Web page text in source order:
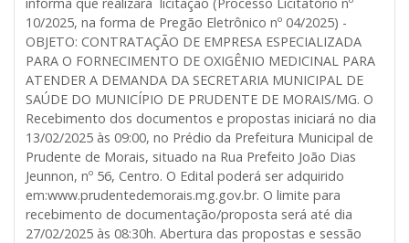
10/2025, na forma de Pregão Eletrônico nº 04/2025) -
OBJETO: CONTRATAÇÃO DE EMPRESA ESPECIALIZADA
PARA O FORNECIMENTO DE OXIGÊNIO MEDICINAL PARA
ATENDER A DEMANDA DA SECRETARIA MUNICIPAL DE
SAÚDE DO MUNICÍPIO DE PRUDENTE DE MORAIS/MG. O
Recebimento dos documentos e propostas iniciará no dia
13/02/2025 às 09:00, no Prédio da Prefeitura Municipal de
Prudente de Morais, situado na Rua Prefeito João Dias
Jeunnon, nº 56, Centro. O Edital poderá ser adquirido
em:www.prudentedemorais.mg.gov.br. O limite para
recebimento de documentação/proposta será até dia
27/02/2025 às 08:30h. Abertura das propostas e sessão